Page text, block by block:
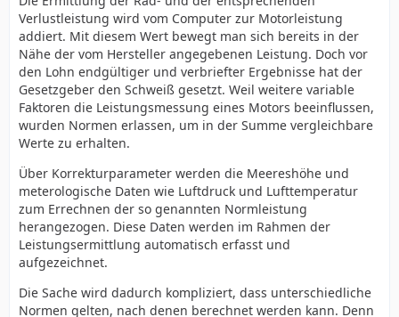
Verlustleistung wird vom Computer zur Motorleistung
addiert. Mit diesem Wert bewegt man sich bereits in der
Nähe der vom Hersteller angegebenen Leistung. Doch vor
den Lohn endgültiger und verbriefter Ergebnisse hat der
Gesetzgeber den Schweiß gesetzt. Weil weitere variable
Faktoren die Leistungsmessung eines Motors beeinflussen,
wurden Normen erlassen, um in der Summe vergleichbare
Werte zu erhalten.
Über Korrekturparameter werden die Meereshöhe und
meterologische Daten wie Luftdruck und Lufttemperatur
zum Errechnen der so genannten Normleistung
herangezogen. Diese Daten werden im Rahmen der
Leistungsermittlung automatisch erfasst und
aufgezeichnet.
Die Sache wird dadurch kompliziert, dass unterschiedliche
Normen gelten, nach denen berechnet werden kann. Denn